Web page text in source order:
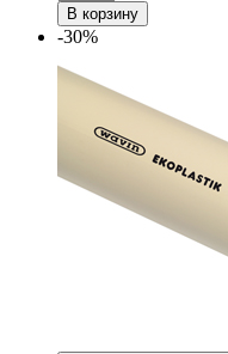
В корзину
-30%